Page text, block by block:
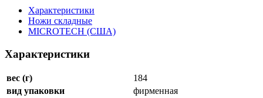
Характеристики
Ножи складные
MICROTECH (США)
Характеристики
вес (г)
184
вид упаковки
фирменная